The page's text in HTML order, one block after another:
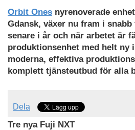
Orbit Ones nyrenoverade
Gdansk, växer nu fram i
senare i år och när arbetet är
produktionsenhet med helt ny
moderna, effektiva
komplett tjänsteutbud för alla
Dela
Tre nya Fuji NXT